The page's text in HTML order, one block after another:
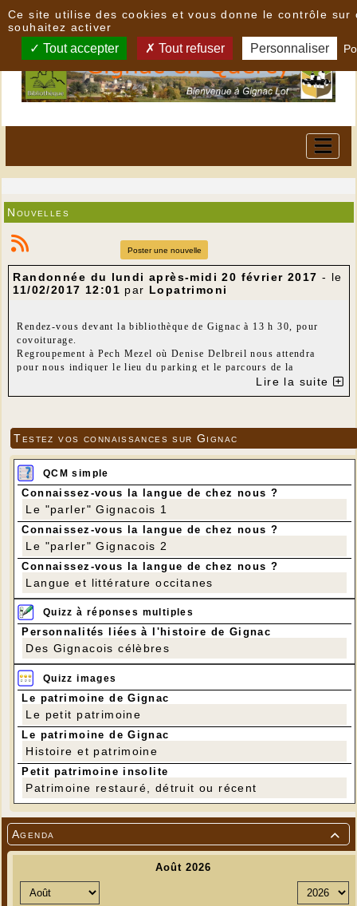

Agenda
Nouvelles
Poster une nouvelle
Randonnée du lundi après-midi 20 février 2017 - le
11/02/2017 12:01 par Lopatrimoni
Rendez-vous devant la bibliothèque de Gignac à 13 h 30, pour
covoiturage.
Regroupement à Pech Mezel où Denise Delbreil nous attendra
pour nous indiquer le lieu du parking et le parcours de la
Parcours : Pech Mezel - Inval - Vallée de l'Inval - Borrèze -
Dénivelé positif : 200 m
Lire la suite
Testez vos connaissances sur Gignac
QCM simple
Connaissez-vous la langue de chez nous ?
Le "parler" Gignacois 1
Connaissez-vous la langue de chez nous ?
Le "parler" Gignacois 2
Connaissez-vous la langue de chez nous ?
Langue et littérature occitanes
Quizz à réponses multiples
Personnalités liées à l'histoire de Gignac
Des Gignacois célèbres
Quizz images
Le patrimoine de Gignac
Le petit patrimoine
Le patrimoine de Gignac
Histoire et patrimoine
Petit patrimoine insolite
Patrimoine restauré, détruit ou récent
Ce site utilise des cookies et vous donne le contrôle sur
souhaitez activer
Tout accepter Tout refuser Personnaliser